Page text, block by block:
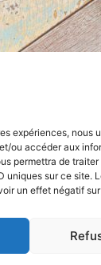
expériences, nous
ou accéder aux
permettra de
uniques sur ce site.
un effet négatif
de
au sein du
à une
des